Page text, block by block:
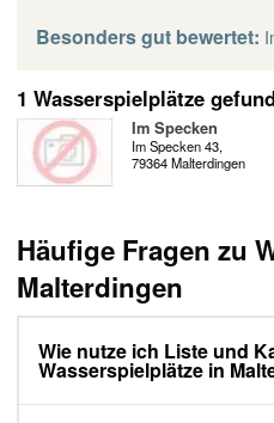
Besonders gut bewertet:
1 Wasserspielplätze
Im Specken
Im Specken 43,
79364 Malterdingen
Häufige Fragen zu
Malterdingen
Wie nutze ich Liste und
Wasserspielplätze in